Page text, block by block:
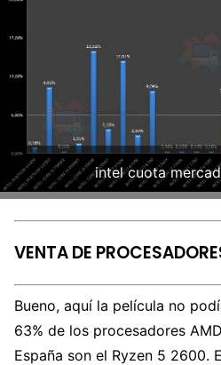
intel cuota
VENTA DE
Bueno, aquí la película no
63% de los procesadores
España son el Ryzen 5 2600.